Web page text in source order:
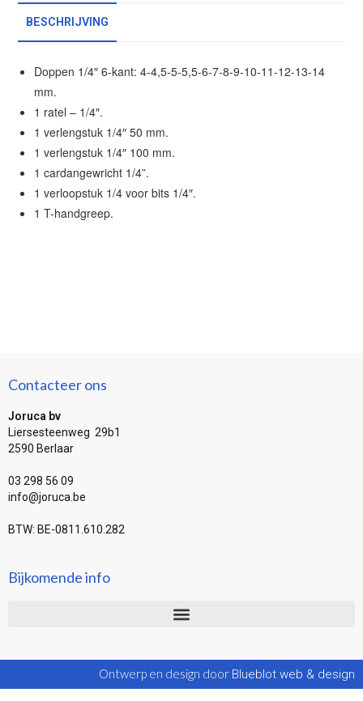
BESCHRIJVING
Doppen 1/4″ 6-kant: 4-4,5-5-5,5-6-7-8-9-10-11-12-13-14
mm.
1 ratel – 1/4″.
1 verlengstuk 1/4″ 50 mm.
1 verlengstuk 1/4″ 100 mm.
1 cardangewricht 1/4”.
1 verloopstuk 1/4 voor bits 1/4″.
1 T-handgreep.
Contacteer ons
Joruca bv
Liersesteenweg 29b1
2590 Berlaar
03 298 56 09
info@joruca.be
BTW: BE-0811.610.282
Bijkomende info
Ontwerp en design door Blueblot web & design